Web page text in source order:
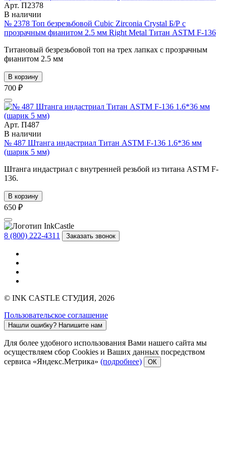
Арт. П2378
В наличии
№ 2378 Топ безрезьбовой Cubic Zirconia Crystal Б/Р с
прозрачным фианитом 2.5 мм Right Metal Титан ASTM F-136
Титановый безрезьбовой топ на трех лапках с прозрачным
фианитом 2.5 мм
В корзину
700 ₽
Арт. П487
В наличии
№ 487 Штанга индастриал Титан ASTM F-136 1.6*36 мм
(шарик 5 мм)
Штанга индастриал с внутренней резьбой из титана ASTM F-
136.
В корзину
650 ₽
8 (800) 222-4311 Заказать звонок
© INK CASTLE СТУДИЯ, 2026
Пользовательское соглашение
Нашли ошибку? Напишите нам
Для более удобного использования Вами нашего сайта мы
осуществляем сбор Cookies и Ваших данных посредством
сервиса «Яндекс.Метрика» (подробнее) ОК